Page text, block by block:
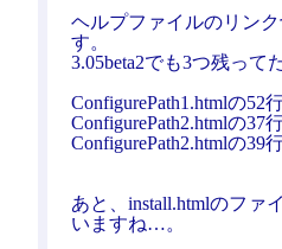
ヘルプファイルのリン
す。
3.05beta2でも3つ残って
ConfigurePath1.htmlの52
ConfigurePath2.htmlの37
ConfigurePath2.htmlの39
あと、install.htmlのファ
いますね…。